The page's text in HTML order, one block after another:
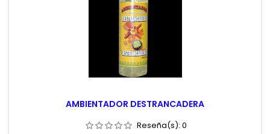
AMBIENTADOR DESTRANCADERA
Reseña(s): 0